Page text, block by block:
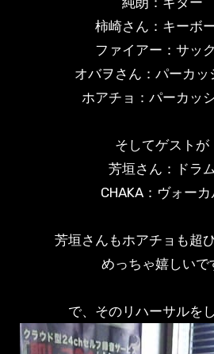
柿崎さん：キーボ
ファイアー：サッ
オバヲさん：パーカッ
ホアチョ：パーカッ
そしてゲストが
芳垣さん：ドラ
CHAKA：ヴォーカ
芳垣さんもホアチョも超
めっちゃ嬉しいで
で、そのリハーサルを